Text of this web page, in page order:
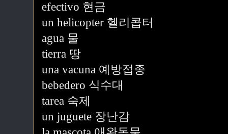
efectivo 현금
un helicopter 헬리콥터
agua 물
tierra 땅
una vacuna 예방접종
bebedero 식수대
tarea 숙제
un juguete 장난감